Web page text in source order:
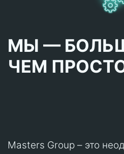
МЫ —
ЧЕМ
Masters Group – это